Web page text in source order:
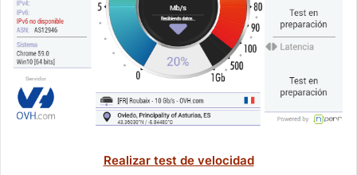
Realizar test de velocidad